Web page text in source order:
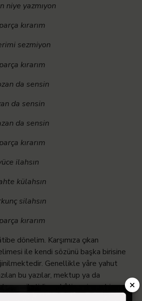
×
niye yazmıyon
kırarım
sezmiyon
kırarım
da sensin
da sensin
da sensin
kırarım
ilahsın
külahsın
silahsın
kırarım
dönelim. Karşımıza çıkan
ile kendi sözünü başka birisine
Genellikle yâre yahut
bu yazılar, mektup ya da
amaç iletidir ve kâtip şairane bir şey
tutması istenir. Bayburtlu Zihni’den